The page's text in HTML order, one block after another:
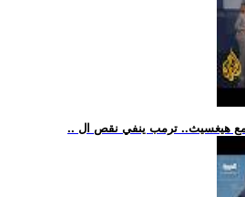
مع هيغسيث.. ترمب ينفي نقص ال